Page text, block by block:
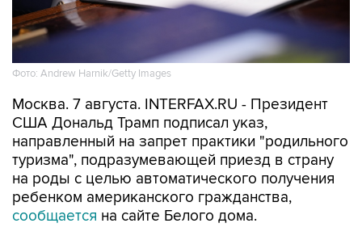
Фото: Andrew Harnik/Getty Images
Москва. 7 августа. INTERFAX.RU - Президент
США Дональд Трамп подписал указ,
направленный на запрет практики "родильного
туризма", подразумевающей приезд в страну
на роды с целью автоматического получения
ребенком американского гражданства,
сообщается на сайте Белого дома.